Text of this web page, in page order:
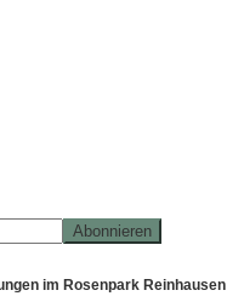
im Rosenpark Reinhausen